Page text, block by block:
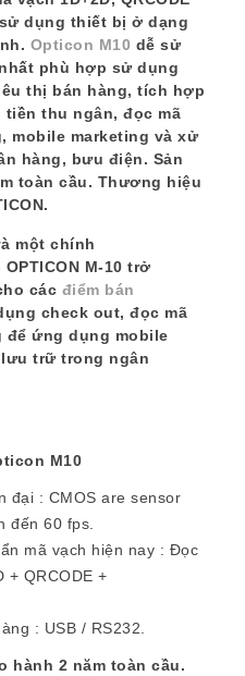
dụng thiết bị ở dạng
Opticon M10 dễ sử
phù hợp sử dụng
thị bán hàng, tích hợp
tiền thu ngân, đọc mã
mobile marketing và xử
hàng, bưu điện. Sản
toàn cầu. Thương hiệu
một chính
M-10 trở
các điểm bán
check out, đọc mã
ứng dụng mobile
trữ trong ngân
M10
đại : CMOS are sensor
đến 60 fps.
mã vạch hiện nay : Đọc
+ QRCODE +
: USB / RS232.
hành 2 năm toàn cầu.